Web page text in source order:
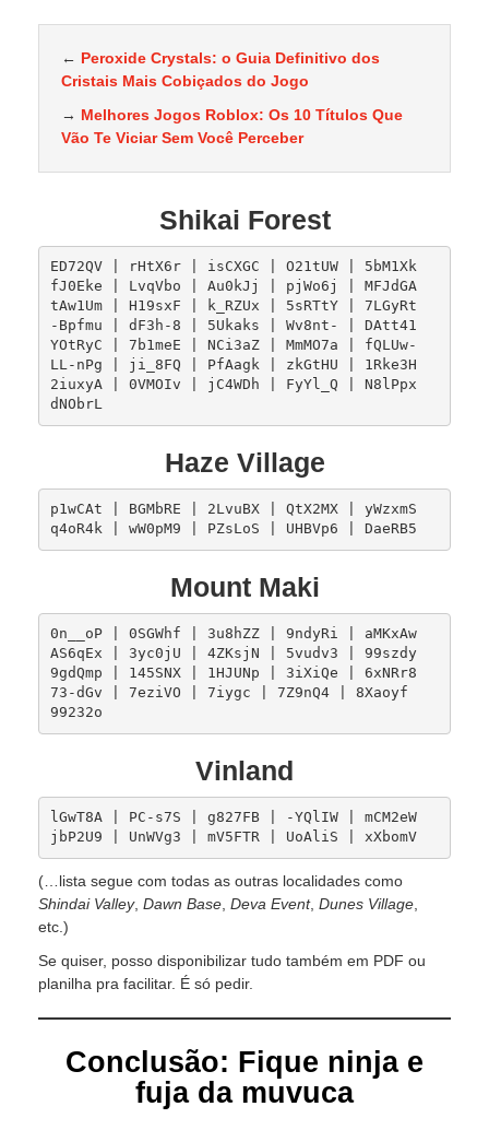
← Peroxide Crystals: o Guia Definitivo dos
Cristais Mais Cobiçados do Jogo
→ Melhores Jogos Roblox: Os 10 Títulos Que
Vão Te Viciar Sem Você Perceber
Shikai Forest
ED72QV | rHtX6r | isCXGC | O21tUW | 5bM1Xk
fJ0Eke | LvqVbo | Au0kJj | pjWo6j | MFJdGA
tAw1Um | H19sxF | k_RZUx | 5sRTtY | 7LGyRt
-Bpfmu | dF3h-8 | 5Ukaks | Wv8nt- | DAtt41
YOtRyC | 7b1meE | NCi3aZ | MmMO7a | fQLUw-
LL-nPg | ji_8FQ | PfAagk | zkGtHU | 1Rke3H
2iuxyA | 0VMOIv | jC4WDh | FyYl_Q | N8lPpx
dNObrL
Haze Village
p1wCAt | BGMbRE | 2LvuBX | QtX2MX | yWzxmS
Mount Maki
0n__oP | 0SGWhf | 3u8hZZ | 9ndyRi | aMKxAw
AS6qEx | 3yc0jU | 4ZKsjN | 5vudv3 | 99szdy
9gdQmp | 145SNX | 1HJUNp | 3iXiQe | 6xNRr8
73-dGv | 7eziVO | 7iygc | 7Z9nQ4 | 8Xaoyf
Vinland
lGwT8A | PC-s7S | g827FB | -YQlIW | mCM2eW
(…lista segue com todas as outras localidades como
Shindai Valley, Dawn Base Deva Event, Dunes Village
etc.)
Se quiser, posso disponibilizar tudo também em PDF ou
planilha pra facilitar. É só pedir.
Conclusão: Fique ninja e
fuja da muvuca